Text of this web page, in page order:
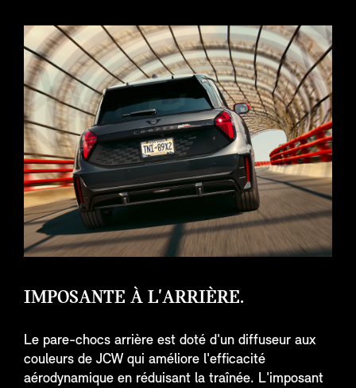
IMPOSANTE À L'ARRIÈRE.
Le pare-chocs arrière est doté d'un diffuseur aux
couleurs de JCW qui améliore l'efficacité
aérodynamique en réduisant la traînée. L'imposant